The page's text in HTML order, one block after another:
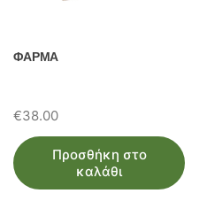
ΦΑΡΜΑ
€38.00
Προσθήκη στο
καλάθι